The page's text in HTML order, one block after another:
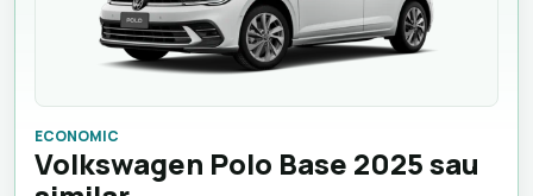
ECONOMIC
Volkswagen Polo Base 2025 sau